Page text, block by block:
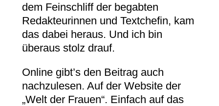
dem Feinschliff der begabten
Redakteurinnen und Textchefin, kam
das dabei heraus. Und ich bin
überaus stolz drauf.
Online gibt’s den Beitrag auch
nachzulesen. Auf der Website der
„Welt der Frauen“. Einfach auf das